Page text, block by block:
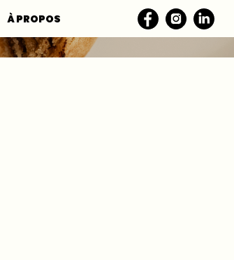
À PROPOS